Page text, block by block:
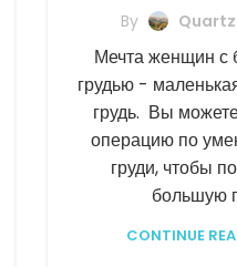
By Quartz
Мечта женщин с
грудью -
грудь. Вы
операцию по
груди, чтобы
большую
CONTINUE